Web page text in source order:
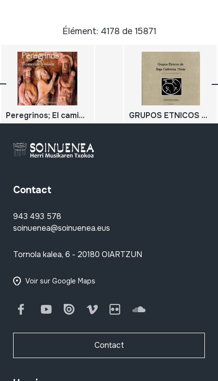
Élément: 4178 de 15871
Peregrinos; El camino de la música; Cantigas de Santa María de Alfonso X El Sabio GRUPOS ETNICOS DE BAJA CALIFORNIA NORTE
Contact
943 493 578
soinuenea@soinuenea.eus
Tornola kalea, 6 - 20180 OIARTZUN
Voir sur Google Maps
FacebookYoutube Issuu Vimeo Flickr SoundCloud
Contact